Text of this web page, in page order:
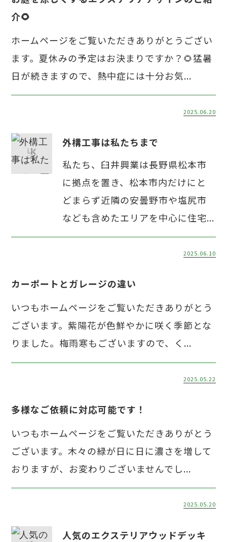
介🌻
ホームページをご覧いただきありがとうござい
ます。夏休みの予定はお決まりですか？🌻猛暑
日が続きますので、熱中症には十分お気...
2025.06.20
外構工事は私たちまで
私たち、臼井興業は長野県松本市
に拠点を置き、松本市内だけにと
どまらず近隣の安曇野市や塩尻市
なども含めたエリアを中心に住宅...
2025.06.10
カーポートとガレージの違い
いつもホームページをご覧いただきありがとう
ございます。紫陽花が色鮮やかに咲く季節とな
りました。梅雨寒もございますので、く...
2025.05.22
多様なご依頼に対応可能です！
いつもホームページをご覧いただきありがとう
ございます。木々の緑が日に日に濃さを増して
おりますが、お変わりございませんでし...
2025.05.20
人気のエクステリアウッドデッキ